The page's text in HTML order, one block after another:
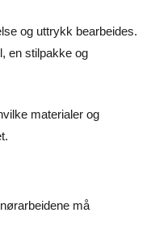
og uttrykk bearbeides.
en stilpakke og
materialer og
må